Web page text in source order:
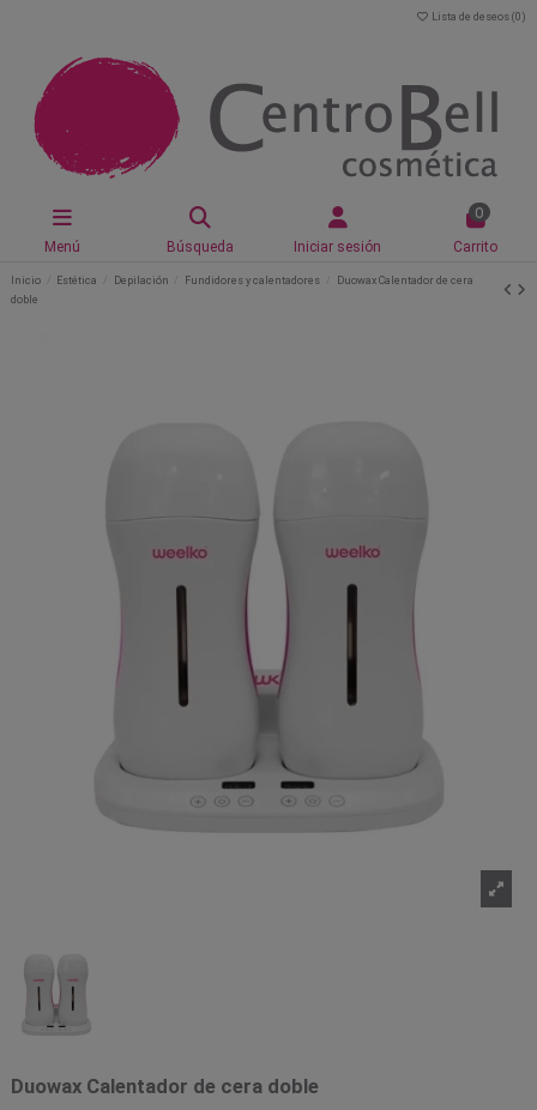
Lista de deseos (0 )
Menú Búsqueda Iniciar sesión
0
Carrito
Inicio Estética Depilación Fundidores y calentadores
Duowax Calentador de cera
doble
Duowax Calentador de cera doble